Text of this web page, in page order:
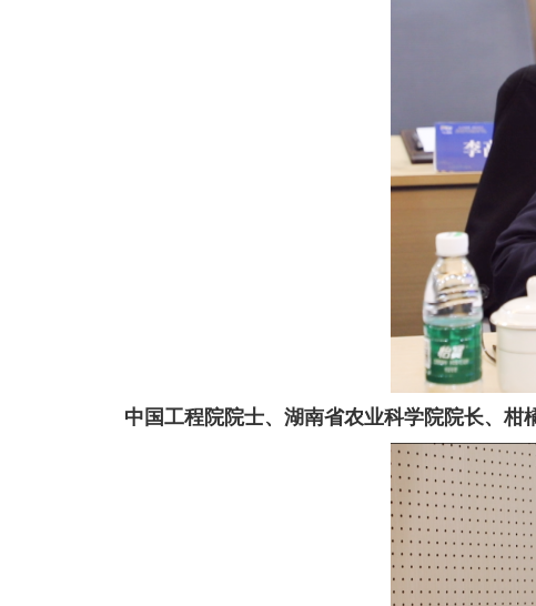
中国工程院院士、湖南省农业科学院院长、